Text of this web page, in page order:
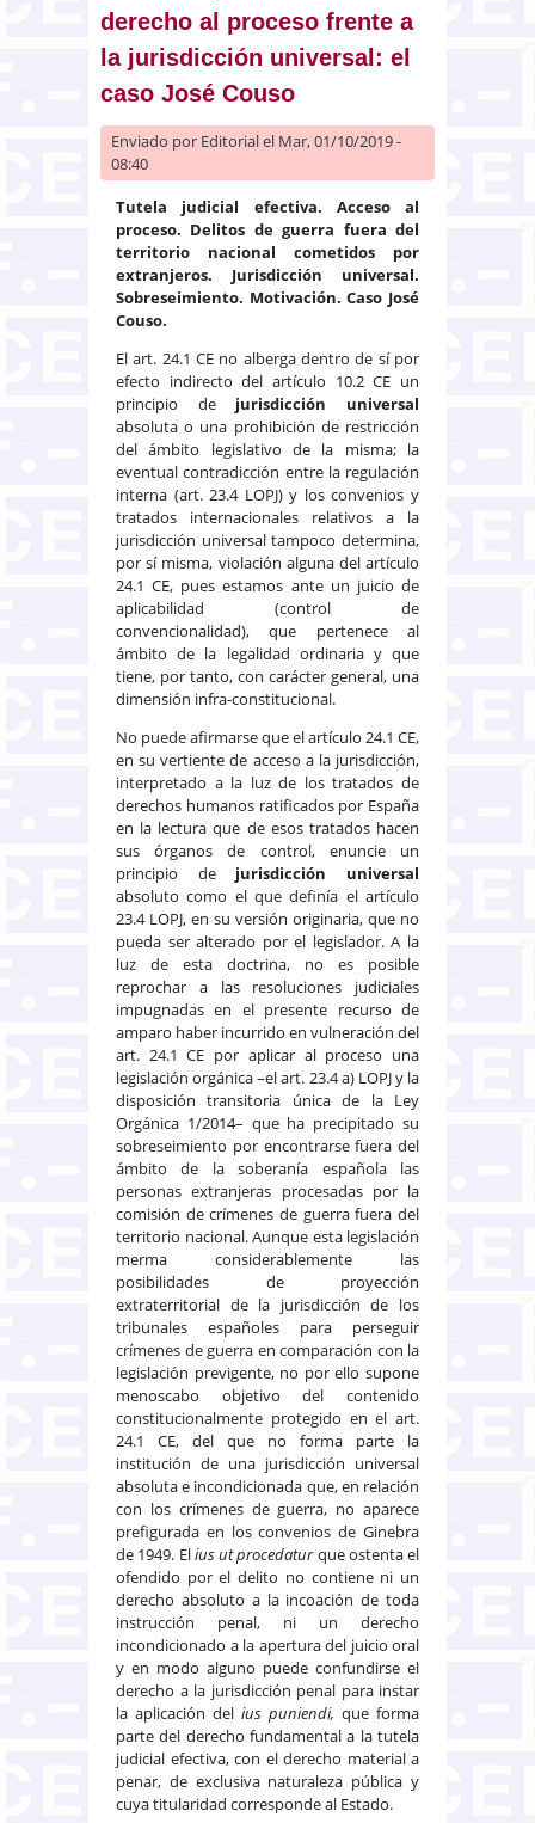
derecho al proceso frente a
la jurisdicción universal: el
caso José Couso
Enviado por Editorialel Mar, 01/10/2019 -
08:40
Tutela judicial efectiva. Acceso al
proceso. Delitos de guerra fuera del
territorio nacional cometidos por
extranjeros. Jurisdicción universal.
Sobreseimiento. Motivación. Caso José
Couso.
El art. 24.1 CE no alberga dentro de sí por
efecto indirecto del artículo 10.2 CE un
principio de jurisdicción universal
absoluta o una prohibición de restricción
del ámbito legislativo de la misma; la
eventual contradicción entre la regulación
interna (art. 23.4 LOPJ) y los convenios y
tratados internacionales relativos a la
jurisdicción universal tampoco determina,
por sí misma, violación alguna del artículo
24.1 CE, pues estamos ante un juicio de
aplicabilidad (control de
convencionalidad), que pertenece al
ámbito de la legalidad ordinaria y que
tiene, por tanto, con carácter general, una
dimensión infra-constitucional.
No puede afirmarse que el artículo 24.1 CE,
en su vertiente de acceso a la jurisdicción,
interpretado a la luz de los tratados de
derechos humanos ratificados por España
en la lectura que de esos tratados hacen
sus órganos de control, enuncie un
principio de jurisdicción universal
absoluto como el que definía el artículo
23.4 LOPJ, en su versión originaria, que no
pueda ser alterado por el legislador. A la
luz de esta doctrina, no es posible
reprochar a las resoluciones judiciales
impugnadas en el presente recurso de
amparo haber incurrido en vulneración del
art. 24.1 CE por aplicar al proceso una
legislación orgánica –el art. 23.4 a) LOPJ y la
disposición transitoria única de la Ley
Orgánica 1/2014– que ha precipitado su
sobreseimiento por encontrarse fuera del
ámbito de la soberanía española las
personas extranjeras procesadas por la
comisión de crímenes de guerra fuera del
territorio nacional. Aunque esta legislación
merma considerablemente las
posibilidades de proyección
extraterritorial de la jurisdicción de los
tribunales españoles para perseguir
crímenes de guerra en comparación con la
legislación previgente, no por ello supone
menoscabo objetivo del contenido
constitucionalmente protegido en el art.
24.1 CE, del que no forma parte la
institución de una jurisdicción universal
absoluta e incondicionada que, en relación
con los crímenes de guerra, no aparece
prefigurada en los convenios de Ginebra
de 1949. Elius ut procedaturque ostenta el
ofendido por el delito no contiene ni un
derecho absoluto a la incoación de toda
instrucción penal, ni un derecho
incondicionado a la apertura del juicio oral
y en modo alguno puede confundirse el
derecho a la jurisdicción penal para instar
la aplicación del ius puniendi, que forma
parte del derecho fundamental a la tutela
judicial efectiva, con el derecho material a
penar, de exclusiva naturaleza pública y
cuya titularidad corresponde al Estado.